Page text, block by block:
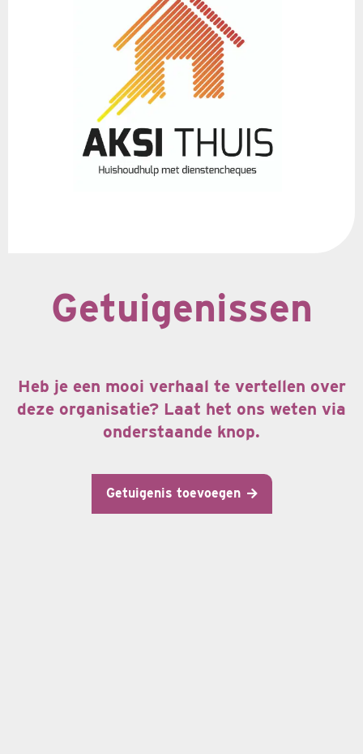
Getuigenissen
Heb je een mooi verhaal te vertellen over
deze organisatie? Laat het ons weten via
onderstaande knop.
Getuigenis toevoegen